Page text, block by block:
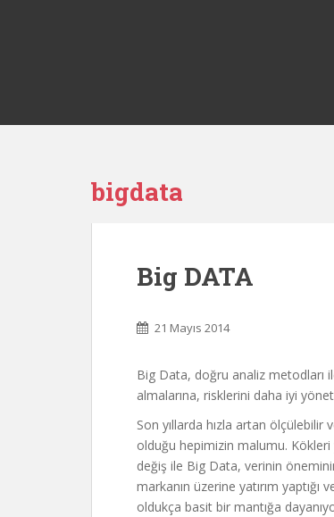
bigdata
Big DATA
21 Mayıs 2014
Big Data, doğru analiz metodları
almalarına, risklerini daha iyi
Son yıllarda hızla artan
olduğu hepimizin malumu. Kökleri
değiş ile Big Data, verinin
markanın üzerine yatırım yaptığı
oldukça basit bir mantığa